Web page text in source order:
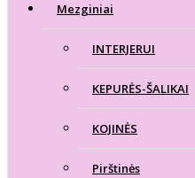
Mezginiai
INTERJERUI
KEPURĖS-ŠALIKAI
KOJINĖS
Pirštinės